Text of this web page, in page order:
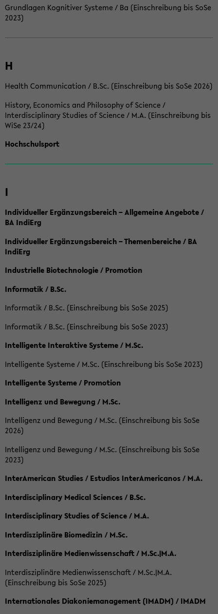
Grundlagen Kognitiver Systeme / Ba (Einschreibung bis SoSe
2023)
H
Health Communication / B.Sc. (Einschreibung bis SoSe 2026)
History, Economics and Philosophy of Science /
Interdisciplinary Studies of Science / M.A. (Einschreibung bis
WiSe 23/24)
Hochschulsport
I
Individueller Ergänzungsbereich – Allgemeine Angebote /
BA IndiErg
Individueller Ergänzungsbereich – Themenbereiche / BA
IndiErg
Industrielle Biotechnologie / Promotion
Informatik / B.Sc.
Informatik / B.Sc. (Einschreibung bis SoSe 2025)
Informatik / B.Sc. (Einschreibung bis SoSe 2023)
Intelligente Interaktive Systeme / M.Sc.
Intelligente Systeme / M.Sc. (Einschreibung bis SoSe 2023)
Intelligente Systeme / Promotion
Intelligenz und Bewegung / M.Sc.
Intelligenz und Bewegung / M.Sc. (Einschreibung bis SoSe
2026)
Intelligenz und Bewegung / M.Sc. (Einschreibung bis SoSe
2023)
InterAmerican Studies / Estudios InterAmericanos / M.A.
Interdisciplinary Medical Sciences / B.Sc.
Interdisciplinary Studies of Science / M.A.
Interdisziplinäre Biomedizin / M.Sc.
Interdisziplinäre Medienwissenschaft / M.Sc.|M.A.
Interdisziplinäre Medienwissenschaft / M.Sc.|M.A.
(Einschreibung bis SoSe 2025)
Internationales Diakoniemanagement (IMADM) / IMADM